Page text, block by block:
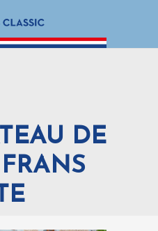
DE